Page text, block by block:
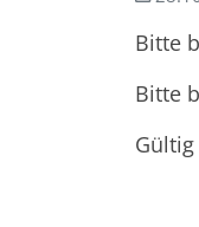
Bitte
Bitte